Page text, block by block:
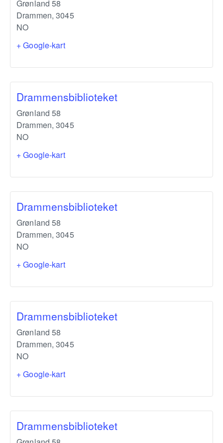
Grønland 58
Drammen, 3045
NO
+ Google-kart
Drammensbiblioteket
Grønland 58
Drammen, 3045
NO
+ Google-kart
Drammensbiblioteket
Grønland 58
Drammen, 3045
NO
+ Google-kart
Drammensbiblioteket
Grønland 58
Drammen, 3045
NO
+ Google-kart
Drammensbiblioteket